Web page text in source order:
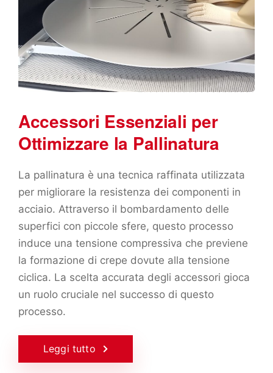
Accessori Essenziali per
Ottimizzare la Pallinatura
La pallinatura è una tecnica raffinata utilizzata
per migliorare la resistenza dei componenti in
acciaio. Attraverso il bombardamento delle
superfici con piccole sfere, questo processo
induce una tensione compressiva che previene
la formazione di crepe dovute alla tensione
ciclica. La scelta accurata degli accessori gioca
un ruolo cruciale nel successo di questo
processo.
Leggi tutto